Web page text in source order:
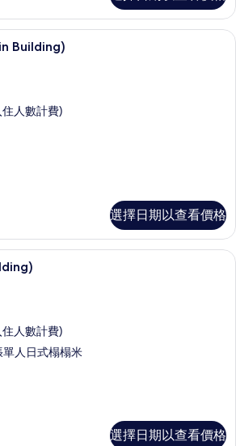
羽絨被、客房內保險箱、遮光布/窗簾
Building)
人數計費)
選擇日期以查看價格
羽絨被、客房內保險箱、遮光布/窗簾
人數計費)
單人日式榻榻米
選擇日期以查看價格